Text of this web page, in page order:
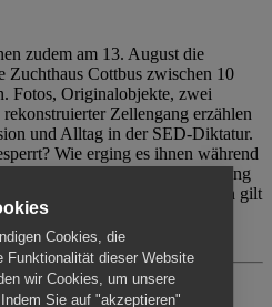
zudem am 13. August die
Zuchthaus Cottbus zwischen 10
Fotos, Originalobjekte, zwei
Zellengang erzählen
und Alltag in der SED-Diktatur.
Wie erging es ihnen während
erfolgt individuell ohne Betreuung
Cottbus. Für Begleitpersonen gilt
5€).
Cookies, die
Funktionalität dieser Website
wir Cookies, um unsere
Sie auf "akzeptieren"